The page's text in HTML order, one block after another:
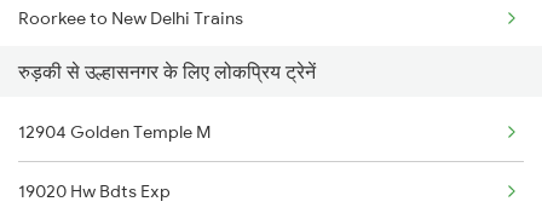
Roorkee to New Delhi Trains
Roorkee to Meerut Trains
Roorkee to Lucknow Trains
Roorkee to Moradabad Trains
रुड़की से उल्हासनगर के लिए लोकप्रिय ट्रेनें
12904 Golden Temple M
19020 Hw Bdts Exp